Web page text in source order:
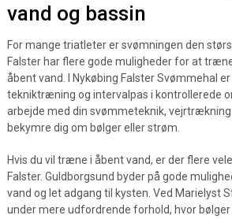
vand og bassin
For mange triatleter er svømningen den
Falster har flere gode muligheder for at
åbent vand. I Nykøbing Falster Svømmehal
tekniktræning og intervalpas i kontrollerede
arbejde med din svømmeteknik,
bekymre dig om bølger eller strøm.
Hvis du vil træne i åbent vand, er der flere
Falster. Guldborgsund byder på gode
vand og let adgang til kysten. Ved Marielyst
under mere udfordrende forhold, hvor